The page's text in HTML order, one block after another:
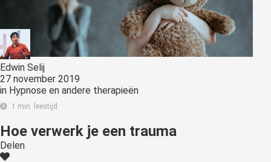
Edwin Selij
27 november 2019
in Hypnose en andere therapieën
1 min. leestijd
Hoe verwerk je een trauma
Delen